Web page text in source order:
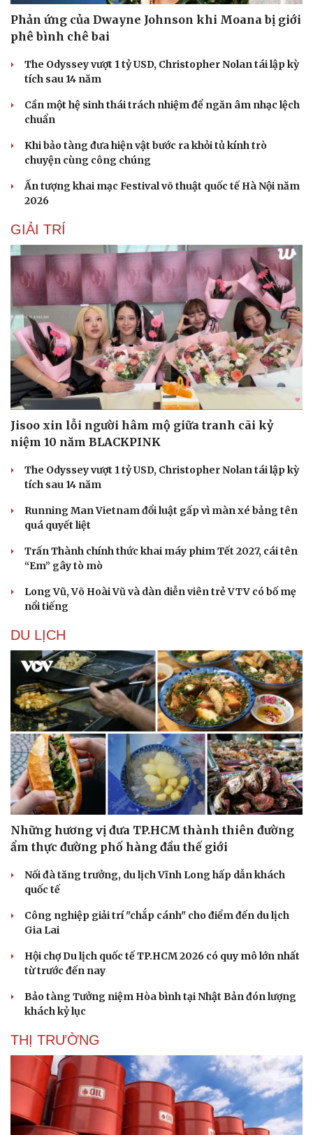
Văn hóa
Sân khấu - Điện ảnh
Văn học
Âm nhạc
Di sản
Giải trí
Nghệ sĩ
Thời trang
Sao Việt
Phản ứng của Dwayne Johnson khi Moana bị giới
phê bình chê bai
The Odyssey vượt 1 tỷ USD, Christopher Nolan tái lập kỳ
tích sau 14 năm
Cần một hệ sinh thái trách nhiệm để ngăn âm nhạc lệch
chuẩn
Khi bảo tàng đưa hiện vật bước ra khỏi tủ kính trò
chuyện cùng công chúng
Ấn tượng khai mạc Festival võ thuật quốc tế Hà Nội năm
2026
GIẢI TRÍ
Jisoo xin lỗi người hâm mộ giữa tranh cãi kỷ
niệm 10 năm BLACKPINK
The Odyssey vượt 1 tỷ USD, Christopher Nolan tái lập kỳ
tích sau 14 năm
Running Man Vietnam đổi luật gấp vì màn xé bảng tên
quá quyết liệt
Trấn Thành chính thức khai máy phim Tết 2027, cái tên
“Em” gây tò mò
Long Vũ, Võ Hoài Vũ và dàn diễn viên trẻ VTV có bố mẹ
nổi tiếng
DU LỊCH
Những hương vị đưa TP.HCM thành thiên đường
ẩm thực đường phố hàng đầu thế giới
Nối đà tăng trưởng, du lịch Vĩnh Long hấp dẫn khách
quốc tế
Công nghiệp giải trí "chắp cánh" cho điểm đến du lịch
Gia Lai
Hội chợ Du lịch quốc tế TP.HCM 2026 có quy mô lớn nhất
từ trước đến nay
Bảo tàng Tưởng niệm Hòa bình tại Nhật Bản đón lượng
khách kỷ lục
THỊ TRƯỜNG